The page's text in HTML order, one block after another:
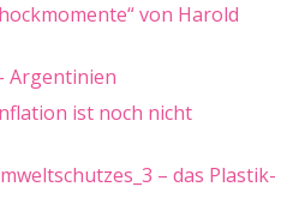
von Harold
Argentinien
ist noch nicht
– das Plastik-